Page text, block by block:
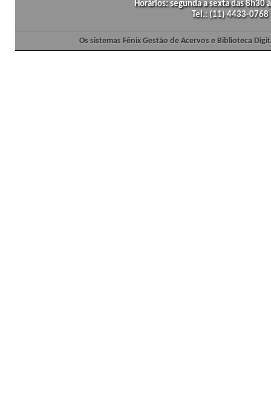
Horários: segunda a sexta das
Tel.: (11) 4433-
Os sistemas Fênix Gestão de Acervos e Biblioteca